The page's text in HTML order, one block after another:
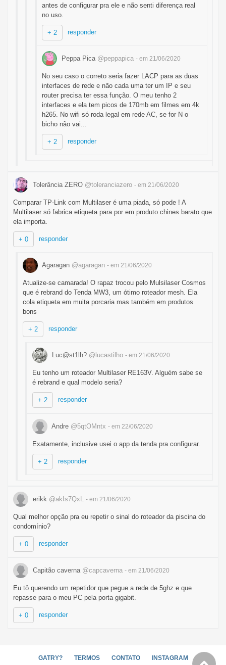
antes de configurar pra ele e não senti diferença real
no uso.
+ 2 responder
Peppa Pica @peppapica - em 21/06/2020
No seu caso o correto seria fazer LACP para as duas
interfaces de rede e não cada uma ter um IP e seu
router precisa ter essa função. O meu tenho 2
interfaces e ela tem picos de 170mb em filmes em 4k
h265. No wifi só roda legal em rede AC, se for N o
bicho não vai...
+ 2 responder
Tolerância ZERO @toleranciazero - em 21/06/2020
Comparar TP-Link com Multilaser é uma piada, só pode ! A
Multilaser só fabrica etiqueta para por em produto chines barato que
ela importa.
+ 0 responder
Agaragan @agaragan - em 21/06/2020
Atualize-se camarada! O rapaz trocou pelo Mulsilaser Cosmos
que é rebrand do Tenda MW3, um ótimo roteador mesh. Ela
cola etiqueta em muita porcaria mas também em produtos
bons
+ 2 responder
Luc@st1lh? @lucastilho - em 21/06/2020
Eu tenho um roteador Multilaser RE163V. Alguém sabe se
é rebrand e qual modelo seria?
+ 2 responder
Andre @5qtOMntx - em 22/06/2020
Exatamente, inclusive usei o app da tenda pra configurar.
+ 2 responder
erikk @akIs7QxL - em 21/06/2020
Qual melhor opção pra eu repetir o sinal do roteador da piscina do
condomínio?
+ 0 responder
Capitão caverna @capcaverna - em 21/06/2020
Eu tô querendo um repetidor que pegue a rede de 5ghz e que
repasse para o meu PC pela porta gigabit.
+ 0 responder
GATRY? TERMOS CONTATO
INSTAGRAM